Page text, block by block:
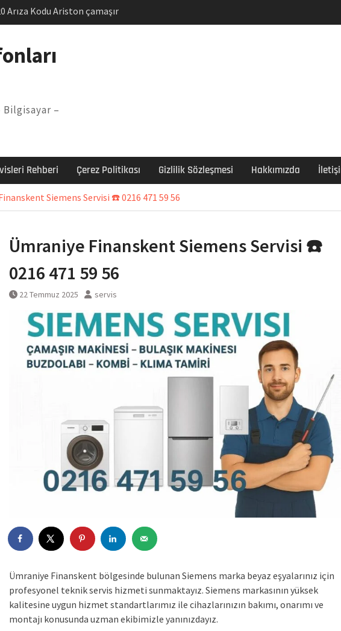
Arıza Kodu Ariston çamaşır
Sorunu
buzdolabı F5 Hatası Çözüm
klima E3 Arızası Çözümü
–
Rehberi Çerez Politikası Gizlilik Sözleşmesi Hakkımızda
Siemens Servisi ☎️ 0216 471 59 56
Ümraniye Finanskent Siemens Servisi ☎️
0216 471 59 56
22 Temmuz 2025 servis
Ümraniye Finanskent bölgesinde bulunan Siemens marka beyaz eşyalarınız için
profesyonel teknik servis hizmeti sunmaktayız. Siemens markasının yüksek
kalitesine uygun hizmet standartlarımız ile cihazlarınızın bakımı, onarımı ve
montajı konusunda uzman ekibimizle yanınızdayız.